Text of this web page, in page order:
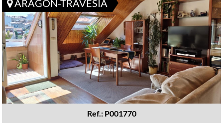
ARAGÓN-TRAVESÍA
Ref.: P001770